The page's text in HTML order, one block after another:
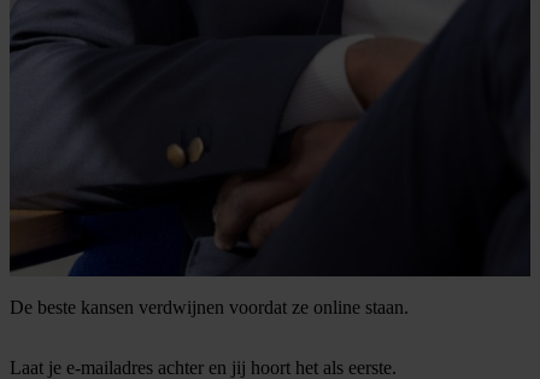
De beste kansen verdwijnen voordat ze online staan.
Laat je e-mailadres achter en jij hoort het als eerste.